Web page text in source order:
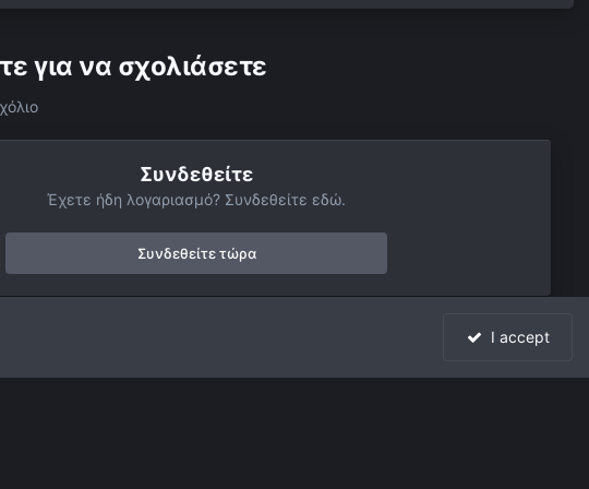
για να σχολιάσετε
Συνδεθείτε
Έχετε ήδη λογαριασμό? Συνδεθείτε εδώ.
Συνδεθείτε τώρα
I accept